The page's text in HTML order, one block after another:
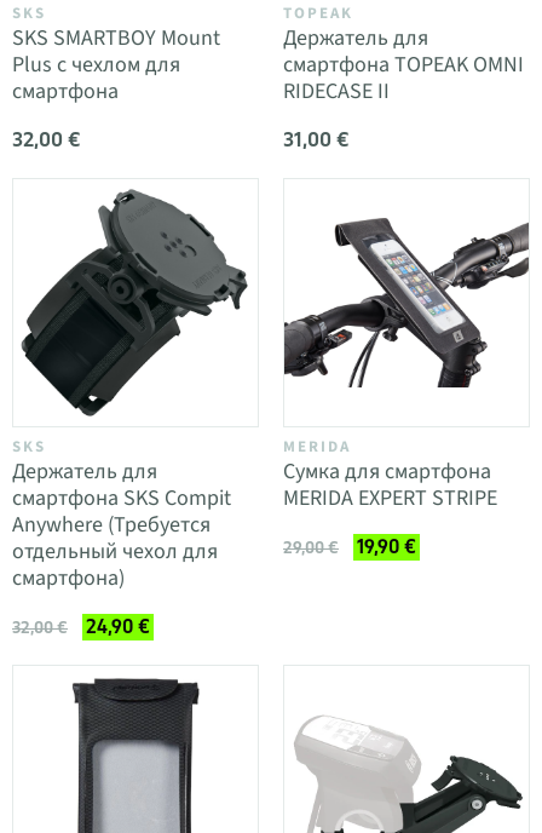
SKS
SKS SMARTBOY Mount
Plus с чехлом для
смартфона
32,00 €
TOPEAK
Держатель для
смартфона TOPEAK OMNI
RIDECASE II
31,00 €
SKS
Держатель для
смартфона SKS Compit
Anywhere (Требуется
отдельный чехол для
смартфона)
32,00 € 24,90 €
MERIDA
Сумка для смартфона
MERIDA EXPERT STRIPE
29,00 € 19,90 €